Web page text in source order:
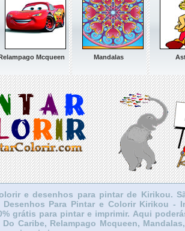
Mcqueen Mandalas
e desenhos para pintar de Kirikou.
Para Pintar e Colorir Kirikou -
grátis para pintar e imprimir. Aqui
Caribe, Relampago Mcqueen,